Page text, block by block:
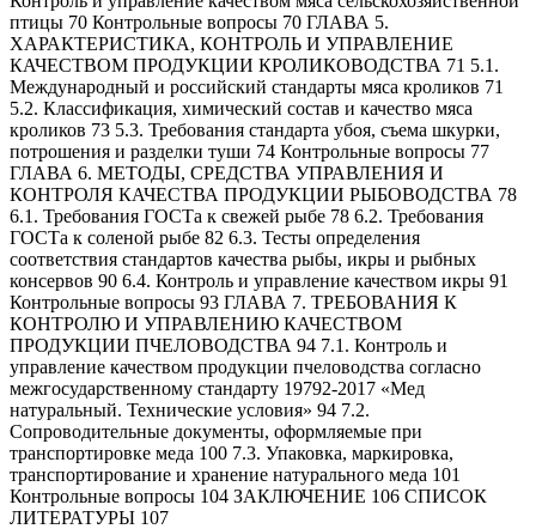
птицы 70 Контрольные вопросы 70 ГЛАВА 5.
ХАРАКТЕРИСТИКА, КОНТРОЛЬ И УПРАВЛЕНИЕ
КАЧЕСТВОМ ПРОДУКЦИИ КРОЛИКОВОДСТВА 71 5.1.
Международный и российский стандарты мяса кроликов 71
5.2. Классификация, химический состав и качество мяса
кроликов 73 5.3. Требования стандарта убоя, съема шкурки,
потрошения и разделки туши 74 Контрольные вопросы 77
ГЛАВА 6. МЕТОДЫ, СРЕДСТВА УПРАВЛЕНИЯ И
КОНТРОЛЯ КАЧЕСТВА ПРОДУКЦИИ РЫБОВОДСТВА 78
6.1. Требования ГОСТа к свежей рыбе 78 6.2. Требования
ГОСТа к соленой рыбе 82 6.3. Тесты определения
соответствия стандартов качества рыбы, икры и рыбных
консервов 90 6.4. Контроль и управление качеством икры 91
Контрольные вопросы 93 ГЛАВА 7. ТРЕБОВАНИЯ К
КОНТРОЛЮ И УПРАВЛЕНИЮ КАЧЕСТВОМ
ПРОДУКЦИИ ПЧЕЛОВОДСТВА 94 7.1. Контроль и
управление качеством продукции пчеловодства согласно
межгосударственному стандарту 19792-2017 «Мед
натуральный. Технические условия» 94 7.2.
Сопроводительные документы, оформляемые при
транспортировке меда 100 7.3. Упаковка, маркировка,
транспортирование и хранение натурального меда 101
Контрольные вопросы 104 ЗАКЛЮЧЕНИЕ 106 СПИСОК
ЛИТЕРАТУРЫ 107